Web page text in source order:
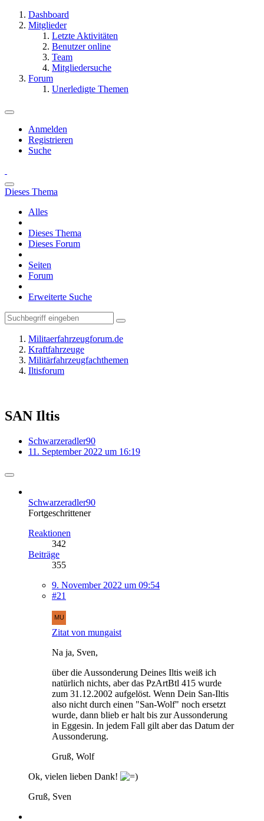
Dashboard
Mitglieder
Letzte Aktivitäten
Benutzer online
Team
Mitgliedersuche
Forum
Unerledigte Themen
Anmelden
Registrieren
Suche
Dieses Thema
Alles
Dieses Thema
Dieses Forum
Seiten
Forum
Erweiterte Suche
Militaerfahrzeugforum.de
Kraftfahrzeuge
Militärfahrzeugfachthemen
Iltisforum
SAN Iltis
Schwarzeradler90
11. September 2022 um 16:19
Schwarzeradler90
Fortgeschrittener
Reaktionen
342
Beiträge
355
9. November 2022 um 09:54
#21
Zitat von mungaist
Na ja, Sven,
über die Aussonderung Deines Iltis weiß ich
natürlich nichts, aber das PzArtBtl 415 wurde
zum 31.12.2002 aufgelöst. Wenn Dein San-Iltis
also nicht durch einen "San-Wolf" noch ersetzt
wurde, dann blieb er halt bis zur Aussonderung
in Eggesin. In jedem Fall gilt aber das Datum der
Aussonderung.
Gruß, Wolf
Ok, vielen lieben Dank!
Gruß, Sven